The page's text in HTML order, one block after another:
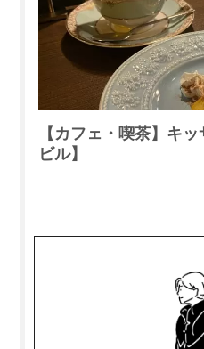
【カフェ・喫茶】キ
ビル】